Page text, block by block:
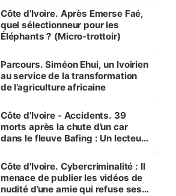
Côte d’Ivoire. Après Emerse Faé,
quel sélectionneur pour les
Éléphants ? (Micro-trottoir)
Parcours. Siméon Ehui, un Ivoirien
au service de la transformation
de l’agriculture africaine
Côte d’Ivoire - Accidents. 39
morts après la chute d’un car
dans le fleuve Bafing : Un lecteur
des Transports
Côte d'Ivoire. Cybercriminalité : Il
menace de publier les vidéos de
nudité d’une amie qui refuse ses